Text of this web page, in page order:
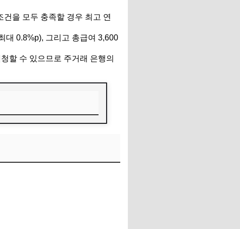
을 모두 충족할 경우 최고 연
대 0.8%p), 그리고 총급여 3,600
할 수 있으므로 주거래 은행의